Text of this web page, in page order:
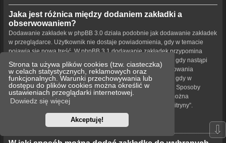
Strona ta używa plików cookies (tzw. ciasteczka)
w celach statystycznych, reklamowych oraz
funkcjonalnych. Warunki przechowywania lub
dostępu do plików cookies można określić w
ustawieniach przeglądarki internetowej.
Dowiedz się więcej
Akceptuję!
Jaka jest różnica między dodaniem zakładki a
obserwowaniem?
Dodawanie zakładek w phpBB 3.0 działa podobnie jak dodawanie zakładek
w przeglądarce. Użytkownik nie dostaje powiadomienia, gdy w temacie
pojawia się nowa treść. W phpBB 3.1 dodawanie zakładek przypomina
obserwowanie tematu. Użytkownik może być powiadamiany, gdy nastąpi
aktualizacja tematu oznaczonego zakładką. Funkcja obserwowania
powiadamia użytkownika – w wybrany przez niego sposób – gdy w
obserwowanym temacie bądź forum pojawiła się nowa treść. Sposoby
powiadamiania dla zakładek i obserwowanych elementów można
konfigurować w panelu użytkownika na karcie „Ustawienia witryny”.
⇩